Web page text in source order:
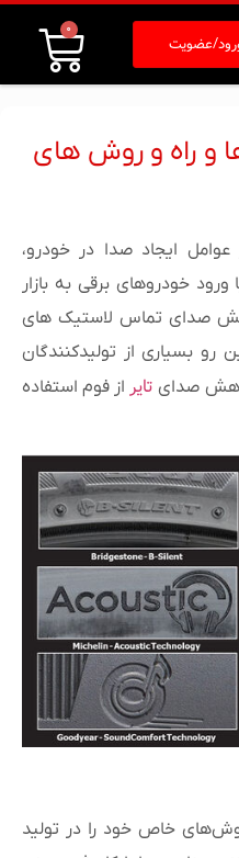
عضویت
0
و راه و روش های
ایجاد صدا در خودرو،
خودروهای برقی به بازار
صدای تماس لاستیک های
بسیاری از تولیدکنندگان
صدای تایر از فوم استفاده
روش‌های خاص خود را در تولید